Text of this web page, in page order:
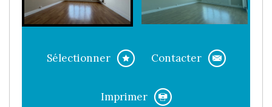
Sélectionner Contacter
Imprimer